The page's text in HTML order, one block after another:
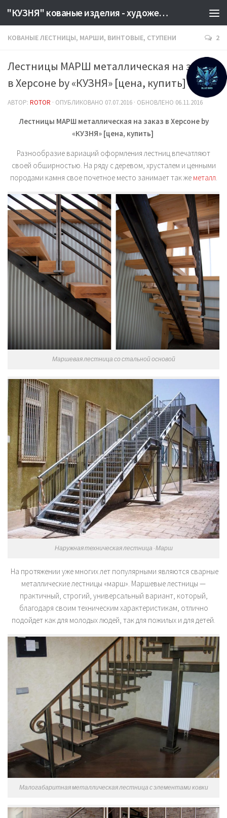
"КУЗНЯ" кованые изделия - художественная сварка Херсон. Производство металлоизделий на заказ. КУЗНЕЦЫ КУЗНИЦА КОВКА
КОВАНЫЕ ЛЕСТНИЦЫ, МАРШИ, ВИНТОВЫЕ, СТУПЕНИ 2
Лестницы МАРШ металлическая на заказ
в Херсоне by «КУЗНЯ» [цена, купить]
АВТОР: ROTOR · ОПУБЛИКОВАНО 07.07.2016 · ОБНОВЛЕНО 06.11.2016
Лестницы МАРШ металлическая на заказ в Херсоне by
«КУЗНЯ» [цена, купить]
Разнообразие вариаций оформления лестниц впечатляют
своей обширностью. На ряду с деревом, хрусталем и ценными
породами камня свое почетное место занимает так же металл.
Маршевая лестница со стальной основой
Наружная техническая лестница -Марш
На протяжении уже многих лет популярными являются сварные
металлические лестницы «марш». Маршевые лестницы —
практичный, строгий, универсальный вариант, который,
благодаря своим техническим характеристикам, отлично
подойдет как для молодых людей, так для пожилых и для детей.
Малогабаритная металлическая лестница с элементами ковки